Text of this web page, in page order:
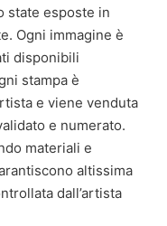
state esposte in
Ogni immagine è
disponibili
stampa è
e viene venduta
e numerato.
materiali e
altissima
dall’artista